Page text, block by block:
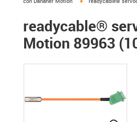
readycable®
Motion 89963